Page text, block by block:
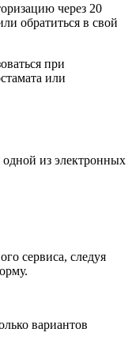
через 20
обратиться в свой
при
или
из электронных
сервиса, следуя
вариантов